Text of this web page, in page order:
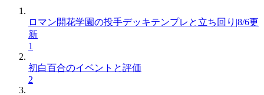
ロマン開花学園の投手デッキテンプレと立ち回り|8/6更
新
1
初白百合のイベントと評価
2